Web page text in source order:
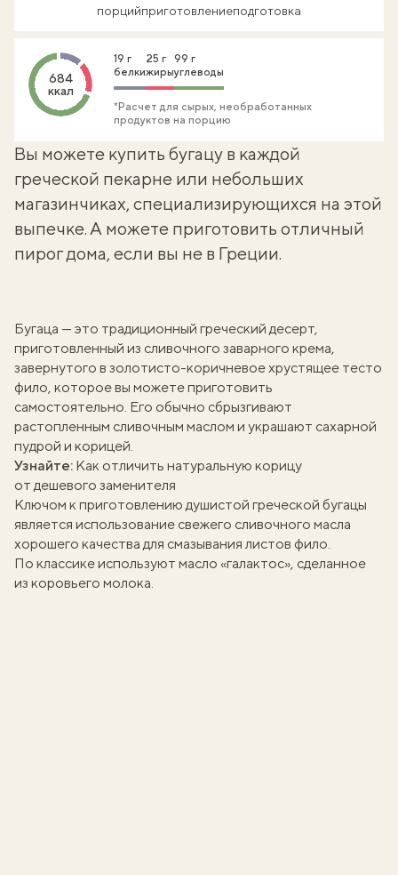
порцийприготовлениеподготовка
684
ккал
19 г
белки
25 г
жиры
99 г
углеводы
*Расчет для сырых, необработанных
продуктов на порцию
Вы можете купить бугацу в каждой
греческой пекарне или небольших
магазинчиках, специализирующихся на этой
выпечке. А можете приготовить отличный
пирог дома, если вы не в Греции.
Бугаца — это традиционный греческий десерт,
приготовленный из сливочного заварного крема,
завернутого в золотисто-коричневое хрустящее тесто
фило, которое вы можете приготовить
самостоятельно. Его обычно сбрызгивают
растопленным сливочным маслом и украшают сахарной
пудрой и корицей.
Узнайте: Как отличить натуральную корицу
от дешевого заменителя
Ключом к приготовлению душистой греческой бугацы
является использование свежего сливочного масла
хорошего качества для смазывания листов фило.
По классике используют масло «галактос», сделанное
из коровьего молока.